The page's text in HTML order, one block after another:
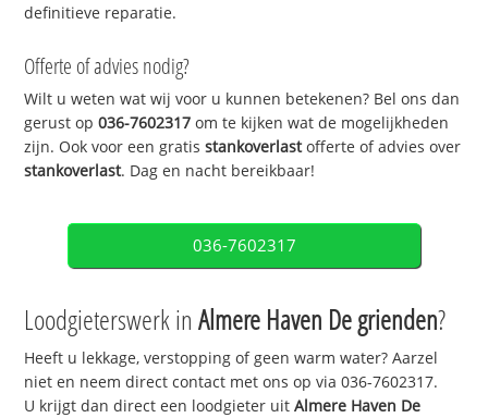
definitieve reparatie.
Offerte of advies nodig?
Wilt u weten wat wij voor u kunnen betekenen? Bel ons dan
gerust op036-7602317 om te kijken wat de mogelijkheden
zijn. Ook voor een gratisstankoverlastofferte of advies over
stankoverlast. Dag en nacht bereikbaar!
036-7602317
Loodgieterswerk inAlmere Haven De grienden?
Heeft u lekkage, verstopping of geen warm water? Aarzel
niet en neem direct contact met ons op via 036-7602317.
U krijgt dan direct een loodgieter uitAlmere Haven De